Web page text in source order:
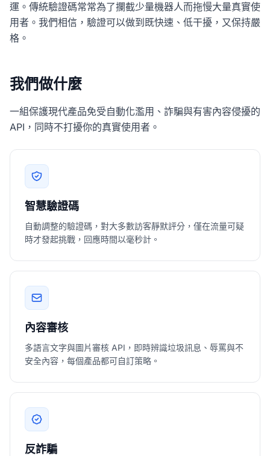
運。傳統驗證碼常常為了攔截少量機器人而拖慢大量真實使
用者。我們相信，驗證可以做到既快速、低干擾，又保持嚴
格。
我們做什麼
一組保護現代產品免受自動化濫用、詐騙與有害內容侵擾的
API，同時不打擾你的真實使用者。
智慧驗證碼
自動調整的驗證碼，對大多數訪客靜默評分，僅在流量可疑
時才發起挑戰，回應時間以毫秒計。
內容審核
多語言文字與圖片審核 API，即時辨識垃圾訊息、辱罵與不
安全內容，每個產品都可自訂策略。
反詐騙